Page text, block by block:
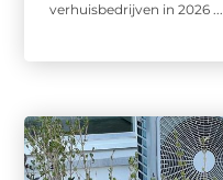
verhuisbedrijven in 2026 ...